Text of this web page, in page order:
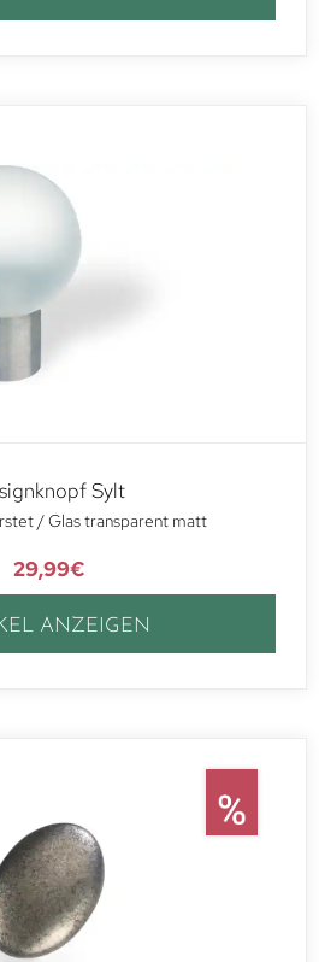
Sylt
/ Glas transparent matt
29,99€
ANZEIGEN